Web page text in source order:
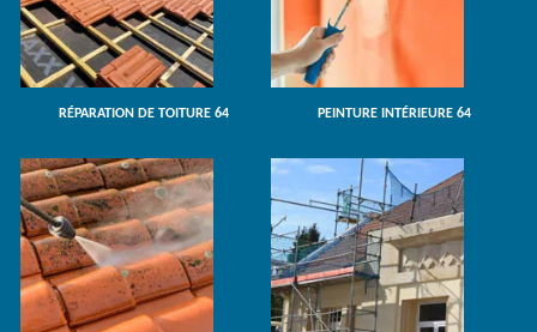
RÉPARATION DE TOITURE 64 PEINTURE INTÉRIEURE 64